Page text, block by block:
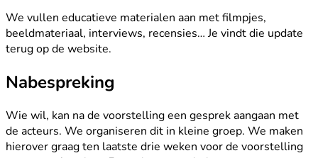
We vullen educatieve materialen aan met filmpjes,
beeldmateriaal, interviews, recensies… Je vindt die update
terug op de website.
Nabespreking
Wie wil, kan na de voorstelling een gesprek aangaan met
de acteurs. We organiseren dit in kleine groep. We maken
hierover graag ten laatste drie weken voor de voorstelling